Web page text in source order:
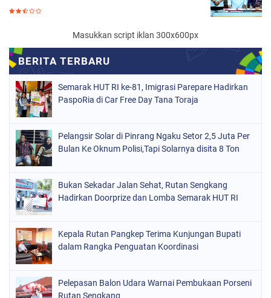
Masukkan script iklan 300x600px
Semarak HUT RI ke-81, Imigrasi Parepare Hadirkan
PaspoRia di Car Free Day Tana Toraja
Pelangsir Solar di Pinrang Ngaku Setor 2,5 Juta Per
Bulan Ke Oknum Polisi,Tapi Solarnya disita 8 Ton
Bukan Sekadar Jalan Sehat, Rutan Sengkang
Hadirkan Doorprize dan Lomba Semarak HUT RI
Kepala Rutan Pangkep Terima Kunjungan Bupati
dalam Rangka Penguatan Koordinasi
Pelepasan Balon Udara Warnai Pembukaan Porseni
Rutan Sengkang